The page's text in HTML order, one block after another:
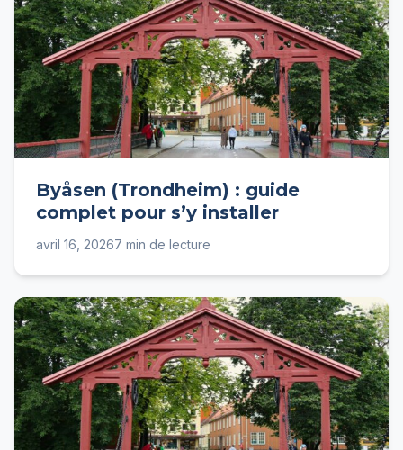
Byåsen (Trondheim) : guide
complet pour s’y installer
avril 16, 20267 min de lecture